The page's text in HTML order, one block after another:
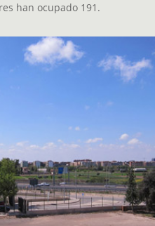
han ocupado 191.